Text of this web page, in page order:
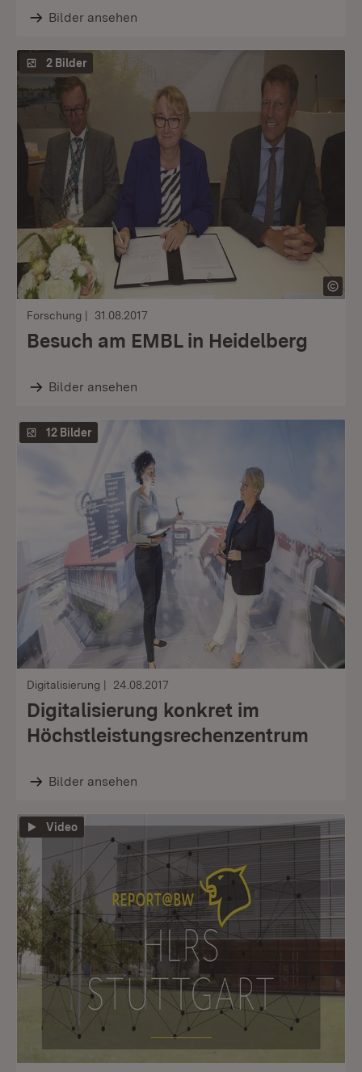
Bilder ansehen
2 Bilder
Forschung 31.08.2017
Besuch am EMBL in Heidelberg
Bilder ansehen
12 Bilder
Digitalisierung 24.08.2017
Digitalisierung konkret im
Höchstleistungsrechenzentrum
Bilder ansehen
Video